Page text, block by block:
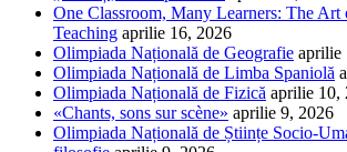
One Classroom, Many Learners: The
Teaching aprilie 16, 2026
Olimpiada Națională de Geografie aprilie
Olimpiada Națională de Limba Spaniolă
Olimpiada Națională de Fizică aprilie 10,
«Chants, sons sur scène» aprilie 9, 2026
Olimpiada Națională de Științe Socio-